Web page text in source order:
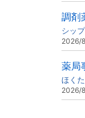
調剤
シッ
2026/
薬局
ほく
2026/